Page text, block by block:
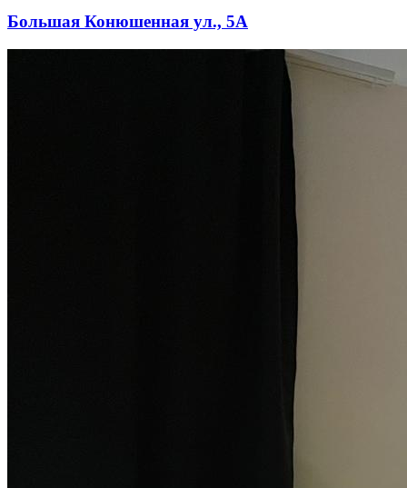
Большая Конюшенная ул., 5А